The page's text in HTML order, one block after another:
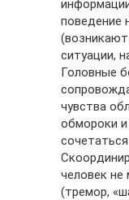
поведение
ситуации,
Головные
чувства
обмороки
человек
(тремор,